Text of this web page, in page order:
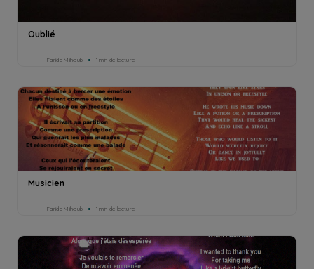
Oublié
Farida Mihoub 1min de lecture
Musicien
Farida Mihoub 1min de lecture